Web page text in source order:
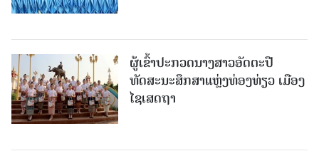
ຜູ້ເຂົ້າປະກວດນາງສາວອັດຕະປື
ທັດສະນະສຶກສາແຫຼ່ງທ່ອງທ່ຽວ ເມືອງ
ໄຊເສດຖາ